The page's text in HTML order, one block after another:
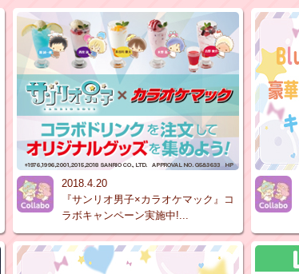
2018.4.20
『サンリオ男子×カラオケマック』コ
ラボキャンペーン実施中!...